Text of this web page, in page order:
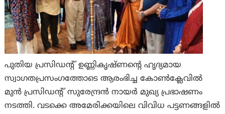
പുതിയ പ്രസിഡന്റ് ഉണ്ണികൃഷ്ണന്റെ ഹൃദ്യമായ
സ്വാഗതപ്രസംഗത്തോടെ ആരംഭിച്ച കോൺക്ലേവിൽ
മുൻ പ്രസിഡന്റ് സുരേന്ദ്രൻ നായർ മുഖ്യ പ്രഭാഷണം
നടത്തി. വടക്കെ അമേരിക്കയിലെ വിവിധ പട്ടണങ്ങളിൽ